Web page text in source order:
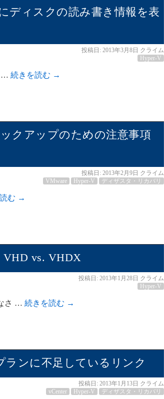
ディスクの読み書き情報を表
投稿日: 2013年3月8日 クライム
Hyper-V
… 続きを読む →
クアップのための注意事項
投稿日: 2013年2月9日 クライム
VMware
Hyper-V ディザスタ・リカバリ
む →
vs. VHDX
投稿日: 2013年1月28日 クライム
Hyper-V
さ … 続きを読む →
ンに不足しているリンク
投稿日: 2013年1月13日 クライム
vCenter
Hyper-V ディザスタ・リカバリ